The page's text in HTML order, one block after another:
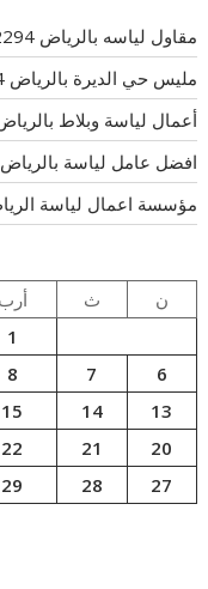
مقاول لياسه بالرياض 0508872294
مليس حي الديرة بالرياض 0508872294
أعمال لياسة وبلاط بالرياض
افضل عامل لياسة بالرياض
مؤسسة اعمال لياسة الرياض
ن
ث أرب
1
6
7
8
13
14
15
20
21
22
27
28
29